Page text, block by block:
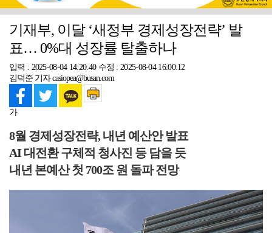
기재부, 이달 ‘새정부 경제성장전략’ 발
표… 0%대 성장률 탈출하나
입력 : 2025-08-04 14:20:40 수정 : 2025-08-04 16:00:12
김덕준 기자 casiopea@busan.com
가
8월 경제성장전략, 내년 예산안 발표
AI 대전환 구체적 청사진 등 담을 듯
내년 본예산 첫 700조 원 돌파 전망